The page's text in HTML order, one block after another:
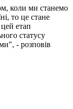
коли ми станемо
то це стане
етап
статусу
- розповів